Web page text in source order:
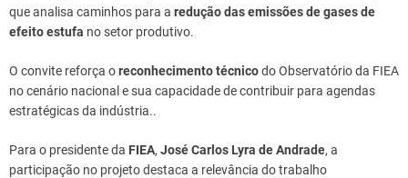
que analisa caminhos para a redução das emissões de gases de
efeito estufa no setor produtivo.
O convite reforça oreconhecimento técnicodo Observatório da FIEA
no cenário nacional e sua capacidade de contribuir para agendas
estratégicas da indústria..
Para o presidente da FIEA, José Carlos Lyra de Andrade, a
participação no projeto destaca a relevância do trabalho